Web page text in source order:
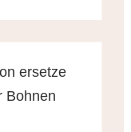
ersetze
Bohnen